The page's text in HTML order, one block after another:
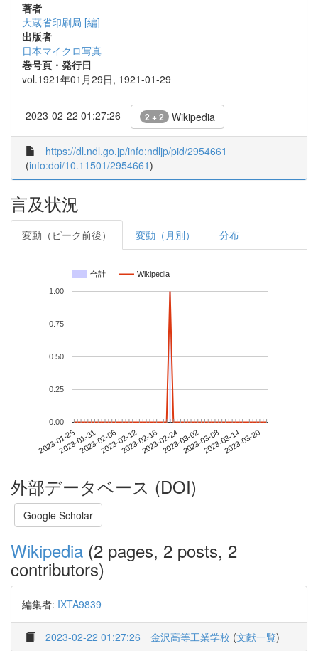
著者
大蔵省印刷局 [編]
出版者
日本マイクロ写真
巻号頁・発行日
vol.1921年01月29日, 1921-01-29
2023-02-22 01:27:26 2 + 2 Wikipedia
https://dl.ndl.go.jp/info:ndljp/pid/2954661
(info:doi/10.11501/2954661)
言及状況
変動（ピーク前後） 変動（月別） 分布
合計 Wikipedia
2023-01-252023-01-312023-02-062023-02-122023-02-182023-02-242023-03-022023-03-082023-03-142023-03-20
0.00
0.25
0.50
0.75
1.00
外部データベース (DOI)
Google Scholar
Wikipedia (2 pages, 2 posts, 2
contributors)
編集者: IXTA9839
2023-02-22 01:27:26 金沢高等工業学校 (文献一覧)